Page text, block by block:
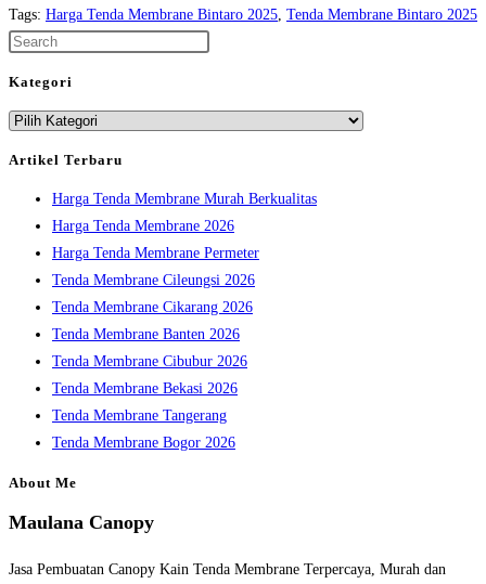
Tags: Harga Tenda Membrane Bintaro 2025, Tenda Membrane Bintaro 2025
panel.
Kategori
Kategori
Artikel Terbaru
Harga Tenda Membrane Murah Berkualitas
Harga Tenda Membrane 2026
Harga Tenda Membrane Permeter
Tenda Membrane Cileungsi 2026
Tenda Membrane Cikarang 2026
Tenda Membrane Banten 2026
Tenda Membrane Cibubur 2026
Tenda Membrane Bekasi 2026
Tenda Membrane Tangerang
Tenda Membrane Bogor 2026
About Me
Maulana Canopy
Jasa Pembuatan Canopy Kain Tenda Membrane Terpercaya, Murah dan